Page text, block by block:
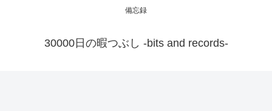
備忘録
30000日の暇つぶし -bits and records-